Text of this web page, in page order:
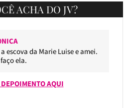
ACHA DO JV?
a escova da Marie Luise e amei.
ela.
DEPOIMENTO AQUI